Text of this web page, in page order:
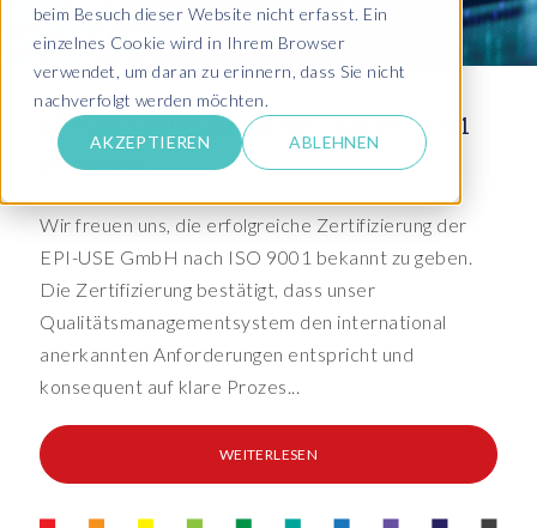
beim Besuch dieser Website nicht erfasst. Ein
einzelnes Cookie wird in Ihrem Browser
verwendet, um daran zu erinnern, dass Sie nicht
nachverfolgt werden möchten.
AKZEPTIEREN ABLEHNEN
EPI-USE GmbH erfolgreich nach ISO 9001
zertifiziert
Wir freuen uns, die erfolgreiche Zertifizierung der
EPI-USE GmbH nach ISO 9001 bekannt zu geben.
Die Zertifizierung bestätigt, dass unser
Qualitätsmanagementsystem den international
anerkannten Anforderungen entspricht und
konsequent auf klare Prozes...
WEITERLESEN